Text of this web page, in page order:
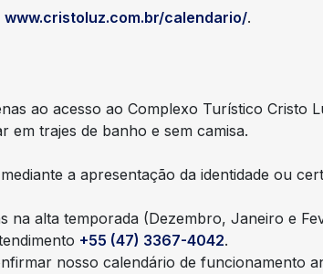
www.cristoluz.com.br/calendario/.
ao acesso ao Complexo Turístico Cristo
trajes de banho e sem camisa.
a apresentação da identidade ou
na alta temporada (Dezembro, Janeiro e
+55 (47) 3367-4042.
nosso calendário de funcionamento